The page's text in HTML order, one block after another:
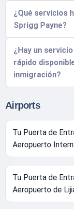
¿Qué servicios
Sprigg Payne?
¿Hay un
rápido
inmigración?
Airports
Tu Puerta de
Aeropuerto
Tu Puerta de
Aeropuerto de